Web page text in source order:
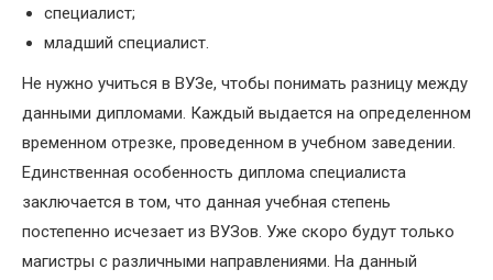
специалист;
младший специалист.
Не нужно учиться в ВУЗе, чтобы понимать разницу между
данными дипломами. Каждый выдается на определенном
временном отрезке, проведенном в учебном заведении.
Единственная особенность диплома специалиста
заключается в том, что данная учебная степень
постепенно исчезает из ВУЗов. Уже скоро будут только
магистры с различными направлениями. На данный